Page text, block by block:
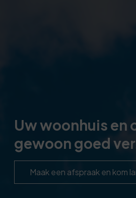
Uw woonhuis en
gewoon goed
Maak een afspraak en kom